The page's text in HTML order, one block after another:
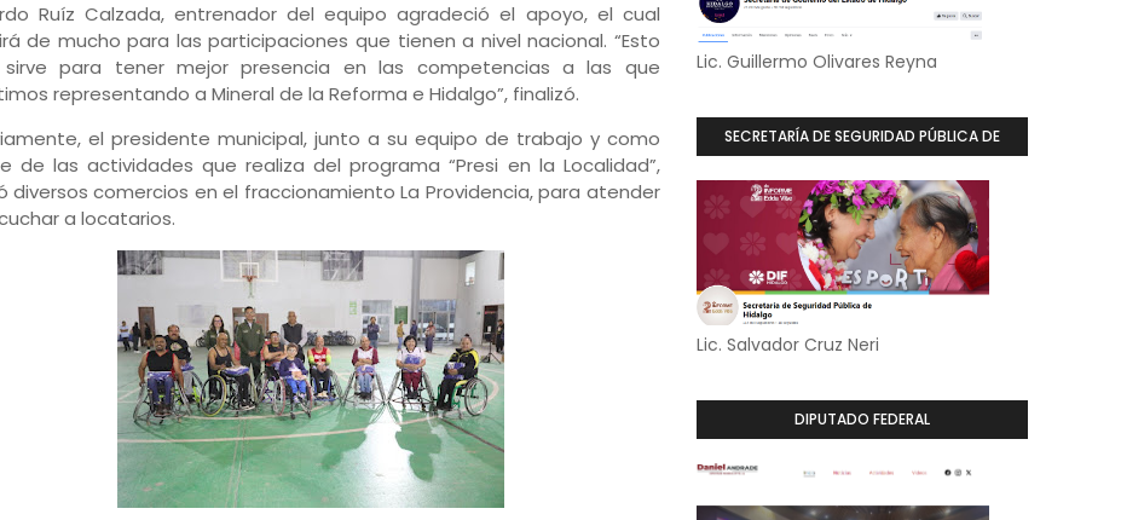
Ruíz Calzada, entrenador del equipo agradeció el apoyo, el cual
de mucho para las participaciones que tienen a nivel nacional. “Esto
sirve para tener mejor presencia en las competencias a las que
representando a Mineral de la Reforma e Hidalgo”, finalizó.
el presidente municipal, junto a su equipo de trabajo y como
de las actividades que realiza del programa “Presi en la Localidad”,
diversos comercios en el fraccionamiento La Providencia, para atender
a locatarios.
Lic. Guillermo Olivares Reyna
SECRETARÍA DE SEGURIDAD PÚBLICA DE
Lic. Salvador Cruz Neri
DIPUTADO FEDERAL